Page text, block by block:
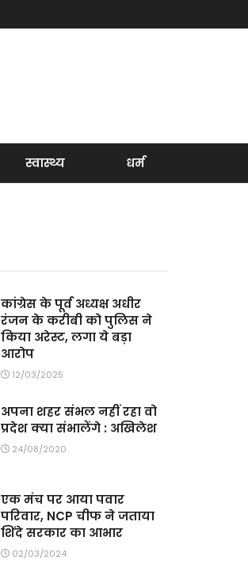
स्वास्थ्य धर्म
कांग्रेस के पूर्व अध्यक्ष अधीर
रंजन के करीबी को पुलिस ने
किया अरेस्ट, लगा ये बड़ा
आरोप
12/03/2025
अपना शहर संभल नहीं रहा वो
प्रदेश क्या संभालेंगे : अखिलेश
24/08/2020
एक मंच पर आया पवार
परिवार, NCP चीफ ने जताया
शिंदे सरकार का आभार
02/03/2024